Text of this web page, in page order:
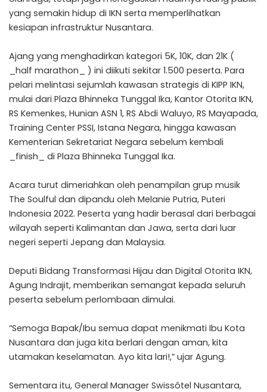
yang semakin hidup di IKN serta memperlihatkan
kesiapan infrastruktur Nusantara.
Ajang yang menghadirkan kategori 5K, 10K, dan 21K (
_half marathon_ ) ini diikuti sekitar 1.500 peserta. Para
pelari melintasi sejumlah kawasan strategis di KIPP IKN,
mulai dari Plaza Bhinneka Tunggal Ika, Kantor Otorita IKN,
RS Kemenkes, Hunian ASN 1, RS Abdi Waluyo, RS Mayapada,
Training Center PSSI, Istana Negara, hingga kawasan
Kementerian Sekretariat Negara sebelum kembali
_finish_ di Plaza Bhinneka Tunggal Ika.
Acara turut dimeriahkan oleh penampilan grup musik
The Soulful dan dipandu oleh Melanie Putria, Puteri
Indonesia 2022. Peserta yang hadir berasal dari berbagai
wilayah seperti Kalimantan dan Jawa, serta dari luar
negeri seperti Jepang dan Malaysia.
Deputi Bidang Transformasi Hijau dan Digital Otorita IKN,
Agung Indrajit, memberikan semangat kepada seluruh
peserta sebelum perlombaan dimulai.
“Semoga Bapak/Ibu semua dapat menikmati Ibu Kota
Nusantara dan juga kita berlari dengan aman, kita
utamakan keselamatan. Ayo kita lari!,” ujar Agung.
Sementara itu, General Manager Swissôtel Nusantara,